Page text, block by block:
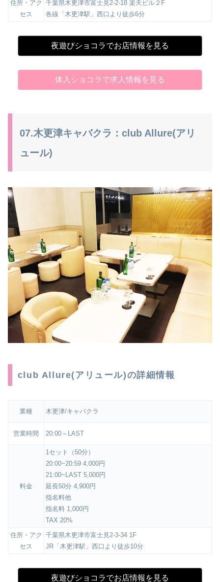
住所・アク
セス
千葉県木更津市富士見2-2-18 楽天ビル２F
各線「木更津駅」西口より徒歩6分
夜遊びショコラでお店情報を見る
体入ショコラで求人情報を見る
07.木更津キャバクラ：club Allure(アリ
ュール)
club Allure(アリュール)の詳細情報
業種 木更津/キャバクラ
営業時間 20:00～LAST
料金
1セット（50分）
20:00~20:59 4,000円
21:00~LAST 5,000円
延長50分 4,900円
指名料他
指名料 1,000円
TAX 20%
住所・アク
セス
千葉県木更津市富士見2-3-34 1F
JR「木更津駅」西口より徒歩10分
夜遊びショコラでお店情報を見る